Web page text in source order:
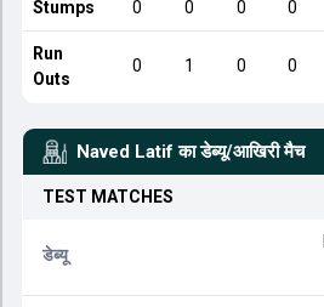
Stumps 0 0 0 0
Run
Outs
0 1 0 0
Naved Latif का डेब्यू/आखिरी मैच
TEST MATCHES
डेब्यू